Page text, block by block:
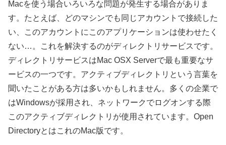
Macを使う場合いろいろな問題が発生する場合がありま
す。たとえば、どのマシンでも同じアカウントで接続した
い、このアカウントにこのアプリケーションは使わせたく
ない…。これを解決するのがディレクトリサービスです。
ディレクトリサービスはMac OSX Serverで最も重要なサ
ービスの一つです。アクティブディレクトリという言葉を
聞いたことがある方は多いかもしれません。多くの企業で
はWindowsが採用され、ネットワークでログオンする際
このアクティブディレクトリが使用されています。Open
DirectoryとはこれのMac版です。